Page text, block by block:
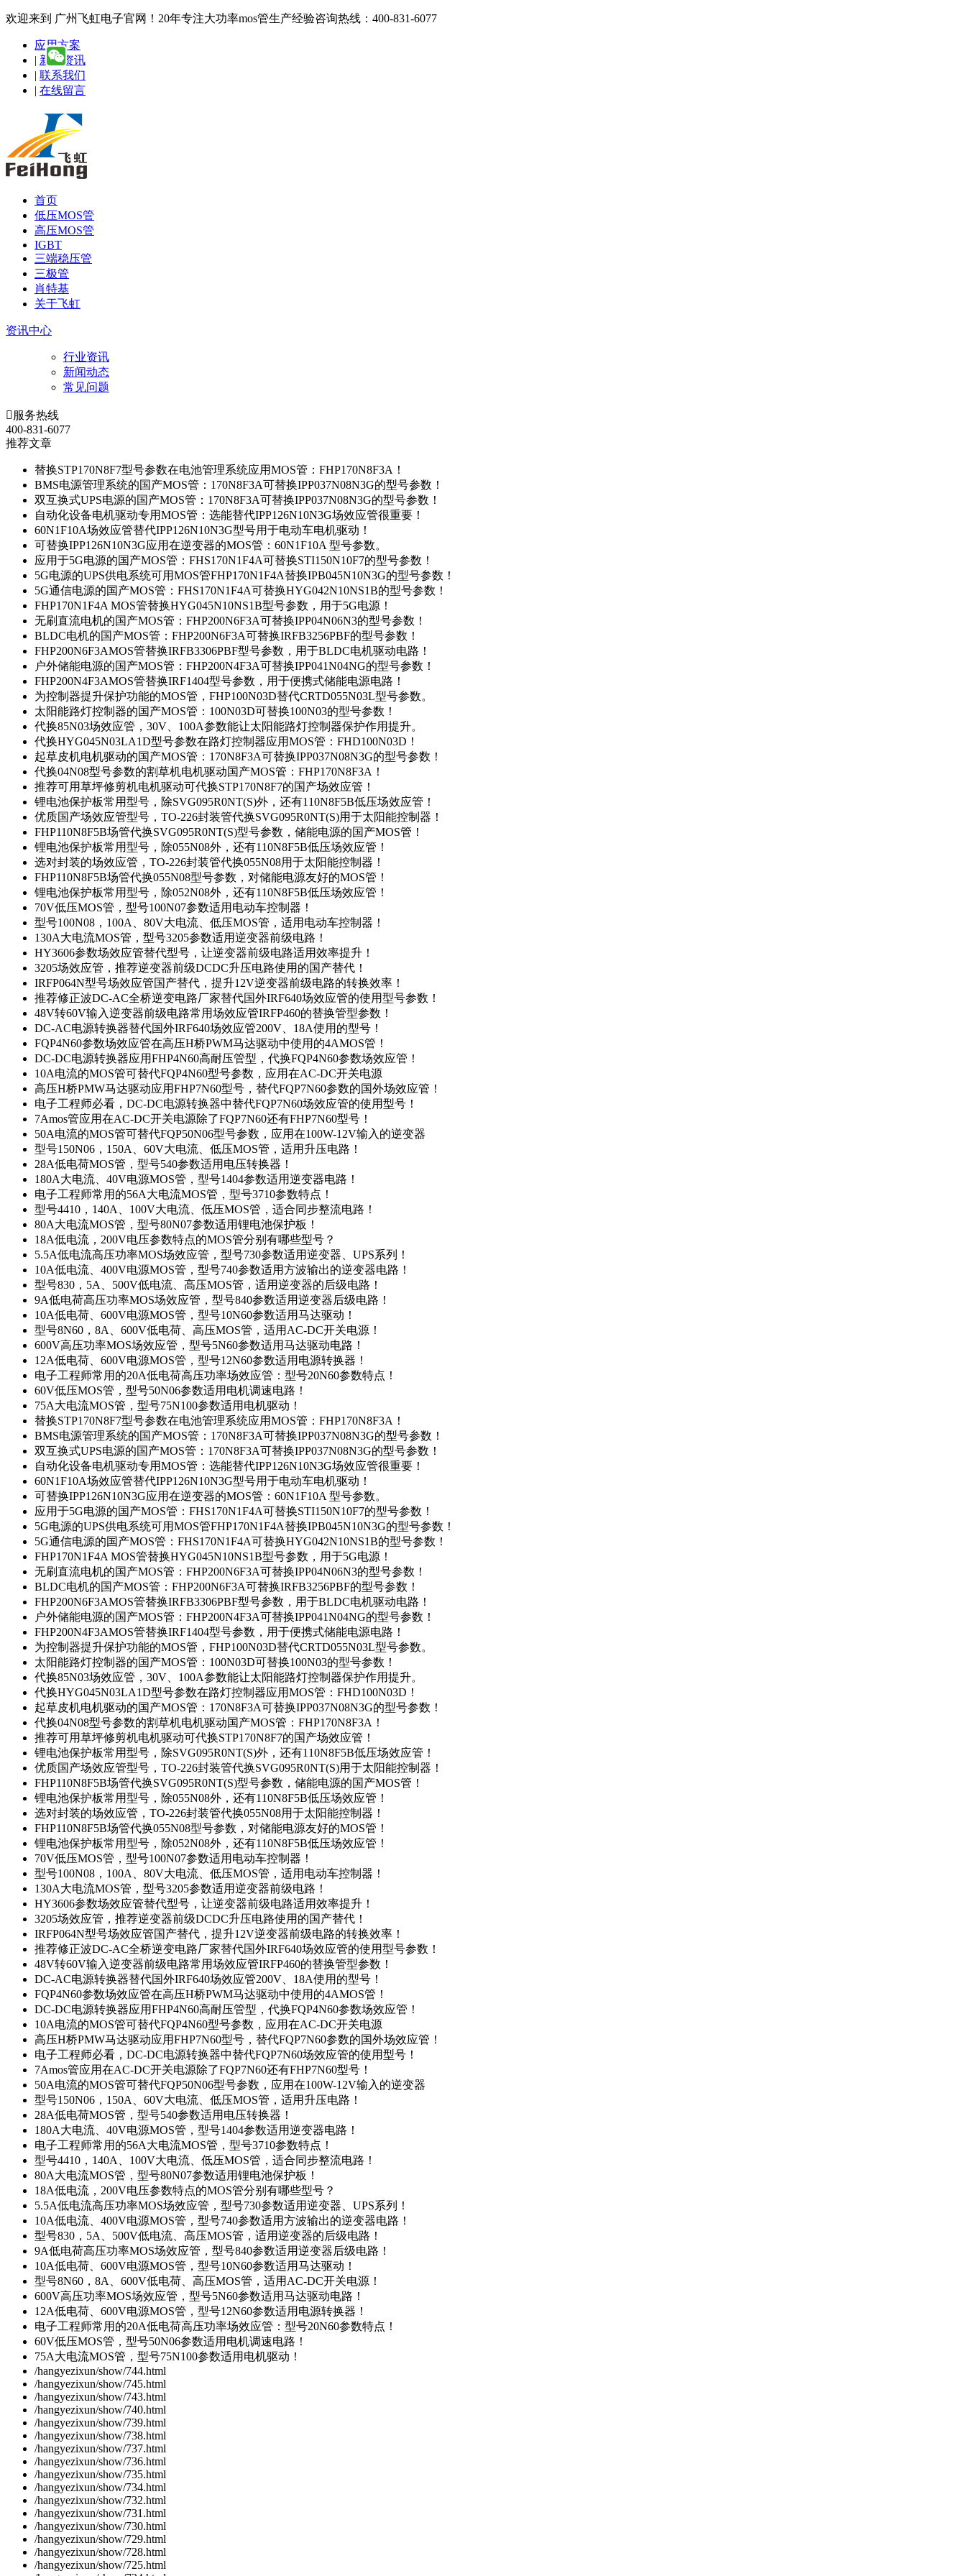
欢迎来到 广州飞虹电子官网！20年专注大功率mos管生产经验咨询热线：400-831-6077
应用方案
| 新闻资讯
| 联系我们
| 在线留言
首页
低压MOS管
高压MOS管
IGBT
三端稳压管
三极管
肖特基
关于飞虹
资讯中心
行业资讯
新闻动态
常见问题
 服务热线
400-831-6077
推荐文章
替换STP170N8F7型号参数在电池管理系统应用MOS管：FHP170N8F3A！
BMS电源管理系统的国产MOS管：170N8F3A可替换IPP037N08N3G的型号参数！
双互换式UPS电源的国产MOS管：170N8F3A可替换IPP037N08N3G的型号参数！
自动化设备电机驱动专用MOS管：选能替代IPP126N10N3G场效应管很重要！
60N1F10A场效应管替代IPP126N10N3G型号用于电动车电机驱动！
可替换IPP126N10N3G应用在逆变器的MOS管：60N1F10A 型号参数。
应用于5G电源的国产MOS管：FHS170N1F4A可替换STI150N10F7的型号参数！
5G电源的UPS供电系统可用MOS管FHP170N1F4A替换IPB045N10N3G的型号参数！
5G通信电源的国产MOS管：FHS170N1F4A可替换HYG042N10NS1B的型号参数！
FHP170N1F4A MOS管替换HYG045N10NS1B型号参数，用于5G电源！
无刷直流电机的国产MOS管：FHP200N6F3A可替换IPP04N06N3的型号参数！
BLDC电机的国产MOS管：FHP200N6F3A可替换IRFB3256PBF的型号参数！
FHP200N6F3AMOS管替换IRFB3306PBF型号参数，用于BLDC电机驱动电路！
户外储能电源的国产MOS管：FHP200N4F3A可替换IPP041N04NG的型号参数！
FHP200N4F3AMOS管替换IRF1404型号参数，用于便携式储能电源电路！
为控制器提升保护功能的MOS管，FHP100N03D替代CRTD055N03L型号参数。
太阳能路灯控制器的国产MOS管：100N03D可替换100N03的型号参数！
代换85N03场效应管，30V、100A参数能让太阳能路灯控制器保护作用提升。
代换HYG045N03LA1D型号参数在路灯控制器应用MOS管：FHD100N03D！
起草皮机电机驱动的国产MOS管：170N8F3A可替换IPP037N08N3G的型号参数！
代换04N08型号参数的割草机电机驱动国产MOS管：FHP170N8F3A！
推荐可用草坪修剪机电机驱动可代换STP170N8F7的国产场效应管！
锂电池保护板常用型号，除SVG095R0NT(S)外，还有110N8F5B低压场效应管！
优质国产场效应管型号，TO-226封装管代换SVG095R0NT(S)用于太阳能控制器！
FHP110N8F5B场管代换SVG095R0NT(S)型号参数，储能电源的国产MOS管！
锂电池保护板常用型号，除055N08外，还有110N8F5B低压场效应管！
选对封装的场效应管，TO-226封装管代换055N08用于太阳能控制器！
FHP110N8F5B场管代换055N08型号参数，对储能电源友好的MOS管！
锂电池保护板常用型号，除052N08外，还有110N8F5B低压场效应管！
70V低压MOS管，型号100N07参数适用电动车控制器！
型号100N08，100A、80V大电流、低压MOS管，适用电动车控制器！
130A大电流MOS管，型号3205参数适用逆变器前级电路！
HY3606参数场效应管替代型号，让逆变器前级电路适用效率提升！
3205场效应管，推荐逆变器前级DCDC升压电路使用的国产替代！
IRFP064N型号场效应管国产替代，提升12V逆变器前级电路的转换效率！
推荐修正波DC-AC全桥逆变电路厂家替代国外IRF640场效应管的使用型号参数！
48V转60V输入逆变器前级电路常用场效应管IRFP460的替换管型参数！
DC-AC电源转换器替代国外IRF640场效应管200V、18A使用的型号！
FQP4N60参数场效应管在高压H桥PWM马达驱动中使用的4AMOS管！
DC-DC电源转换器应用FHP4N60高耐压管型，代换FQP4N60参数场效应管！
10A电流的MOS管可替代FQP4N60型号参数，应用在AC-DC开关电源
高压H桥PMW马达驱动应用FHP7N60型号，替代FQP7N60参数的国外场效应管！
电子工程师必看，DC-DC电源转换器中替代FQP7N60场效应管的使用型号！
7Amos管应用在AC-DC开关电源除了FQP7N60还有FHP7N60型号！
50A电流的MOS管可替代FQP50N06型号参数，应用在100W-12V输入的逆变器
型号150N06，150A、60V大电流、低压MOS管，适用升压电路！
28A低电荷MOS管，型号540参数适用电压转换器！
180A大电流、40V电源MOS管，型号1404参数适用逆变器电路！
电子工程师常用的56A大电流MOS管，型号3710参数特点！
型号4410，140A、100V大电流、低压MOS管，适合同步整流电路！
80A大电流MOS管，型号80N07参数适用锂电池保护板！
18A低电流，200V电压参数特点的MOS管分别有哪些型号？
5.5A低电流高压功率MOS场效应管，型号730参数适用逆变器、UPS系列！
10A低电流、400V电源MOS管，型号740参数适用方波输出的逆变器电路！
型号830，5A、500V低电流、高压MOS管，适用逆变器的后级电路！
9A低电荷高压功率MOS场效应管，型号840参数适用逆变器后级电路！
10A低电荷、600V电源MOS管，型号10N60参数适用马达驱动！
型号8N60，8A、600V低电荷、高压MOS管，适用AC-DC开关电源！
600V高压功率MOS场效应管，型号5N60参数适用马达驱动电路！
12A低电荷、600V电源MOS管，型号12N60参数适用电源转换器！
电子工程师常用的20A低电荷高压功率场效应管：型号20N60参数特点！
60V低压MOS管，型号50N06参数适用电机调速电路！
75A大电流MOS管，型号75N100参数适用电机驱动！
替换STP170N8F7型号参数在电池管理系统应用MOS管：FHP170N8F3A！
BMS电源管理系统的国产MOS管：170N8F3A可替换IPP037N08N3G的型号参数！
双互换式UPS电源的国产MOS管：170N8F3A可替换IPP037N08N3G的型号参数！
自动化设备电机驱动专用MOS管：选能替代IPP126N10N3G场效应管很重要！
60N1F10A场效应管替代IPP126N10N3G型号用于电动车电机驱动！
可替换IPP126N10N3G应用在逆变器的MOS管：60N1F10A 型号参数。
应用于5G电源的国产MOS管：FHS170N1F4A可替换STI150N10F7的型号参数！
5G电源的UPS供电系统可用MOS管FHP170N1F4A替换IPB045N10N3G的型号参数！
5G通信电源的国产MOS管：FHS170N1F4A可替换HYG042N10NS1B的型号参数！
FHP170N1F4A MOS管替换HYG045N10NS1B型号参数，用于5G电源！
无刷直流电机的国产MOS管：FHP200N6F3A可替换IPP04N06N3的型号参数！
BLDC电机的国产MOS管：FHP200N6F3A可替换IRFB3256PBF的型号参数！
FHP200N6F3AMOS管替换IRFB3306PBF型号参数，用于BLDC电机驱动电路！
户外储能电源的国产MOS管：FHP200N4F3A可替换IPP041N04NG的型号参数！
FHP200N4F3AMOS管替换IRF1404型号参数，用于便携式储能电源电路！
为控制器提升保护功能的MOS管，FHP100N03D替代CRTD055N03L型号参数。
太阳能路灯控制器的国产MOS管：100N03D可替换100N03的型号参数！
代换85N03场效应管，30V、100A参数能让太阳能路灯控制器保护作用提升。
代换HYG045N03LA1D型号参数在路灯控制器应用MOS管：FHD100N03D！
起草皮机电机驱动的国产MOS管：170N8F3A可替换IPP037N08N3G的型号参数！
代换04N08型号参数的割草机电机驱动国产MOS管：FHP170N8F3A！
推荐可用草坪修剪机电机驱动可代换STP170N8F7的国产场效应管！
锂电池保护板常用型号，除SVG095R0NT(S)外，还有110N8F5B低压场效应管！
优质国产场效应管型号，TO-226封装管代换SVG095R0NT(S)用于太阳能控制器！
FHP110N8F5B场管代换SVG095R0NT(S)型号参数，储能电源的国产MOS管！
锂电池保护板常用型号，除055N08外，还有110N8F5B低压场效应管！
选对封装的场效应管，TO-226封装管代换055N08用于太阳能控制器！
FHP110N8F5B场管代换055N08型号参数，对储能电源友好的MOS管！
锂电池保护板常用型号，除052N08外，还有110N8F5B低压场效应管！
70V低压MOS管，型号100N07参数适用电动车控制器！
型号100N08，100A、80V大电流、低压MOS管，适用电动车控制器！
130A大电流MOS管，型号3205参数适用逆变器前级电路！
HY3606参数场效应管替代型号，让逆变器前级电路适用效率提升！
3205场效应管，推荐逆变器前级DCDC升压电路使用的国产替代！
IRFP064N型号场效应管国产替代，提升12V逆变器前级电路的转换效率！
推荐修正波DC-AC全桥逆变电路厂家替代国外IRF640场效应管的使用型号参数！
48V转60V输入逆变器前级电路常用场效应管IRFP460的替换管型参数！
DC-AC电源转换器替代国外IRF640场效应管200V、18A使用的型号！
FQP4N60参数场效应管在高压H桥PWM马达驱动中使用的4AMOS管！
DC-DC电源转换器应用FHP4N60高耐压管型，代换FQP4N60参数场效应管！
10A电流的MOS管可替代FQP4N60型号参数，应用在AC-DC开关电源
高压H桥PMW马达驱动应用FHP7N60型号，替代FQP7N60参数的国外场效应管！
电子工程师必看，DC-DC电源转换器中替代FQP7N60场效应管的使用型号！
7Amos管应用在AC-DC开关电源除了FQP7N60还有FHP7N60型号！
50A电流的MOS管可替代FQP50N06型号参数，应用在100W-12V输入的逆变器
型号150N06，150A、60V大电流、低压MOS管，适用升压电路！
28A低电荷MOS管，型号540参数适用电压转换器！
180A大电流、40V电源MOS管，型号1404参数适用逆变器电路！
电子工程师常用的56A大电流MOS管，型号3710参数特点！
型号4410，140A、100V大电流、低压MOS管，适合同步整流电路！
80A大电流MOS管，型号80N07参数适用锂电池保护板！
18A低电流，200V电压参数特点的MOS管分别有哪些型号？
5.5A低电流高压功率MOS场效应管，型号730参数适用逆变器、UPS系列！
10A低电流、400V电源MOS管，型号740参数适用方波输出的逆变器电路！
型号830，5A、500V低电流、高压MOS管，适用逆变器的后级电路！
9A低电荷高压功率MOS场效应管，型号840参数适用逆变器后级电路！
10A低电荷、600V电源MOS管，型号10N60参数适用马达驱动！
型号8N60，8A、600V低电荷、高压MOS管，适用AC-DC开关电源！
600V高压功率MOS场效应管，型号5N60参数适用马达驱动电路！
12A低电荷、600V电源MOS管，型号12N60参数适用电源转换器！
电子工程师常用的20A低电荷高压功率场效应管：型号20N60参数特点！
60V低压MOS管，型号50N06参数适用电机调速电路！
75A大电流MOS管，型号75N100参数适用电机驱动！
/hangyezixun/show/744.html
/hangyezixun/show/745.html
/hangyezixun/show/743.html
/hangyezixun/show/740.html
/hangyezixun/show/739.html
/hangyezixun/show/738.html
/hangyezixun/show/737.html
/hangyezixun/show/736.html
/hangyezixun/show/735.html
/hangyezixun/show/734.html
/hangyezixun/show/732.html
/hangyezixun/show/731.html
/hangyezixun/show/730.html
/hangyezixun/show/729.html
/hangyezixun/show/728.html
/hangyezixun/show/725.html